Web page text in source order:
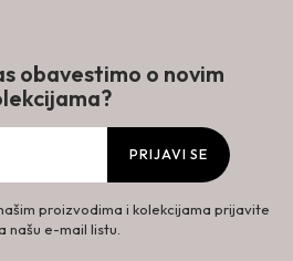
obavestimo o novim
PRIJAVI SE
proizvodima i kolekcijama prijavite
našu e-mail listu.